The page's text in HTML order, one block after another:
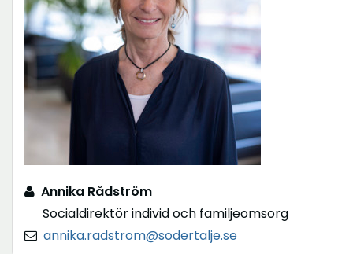
Annika Rådström
Socialdirektör individ och familjeomsorg
annika.radstrom@sodertalje.se